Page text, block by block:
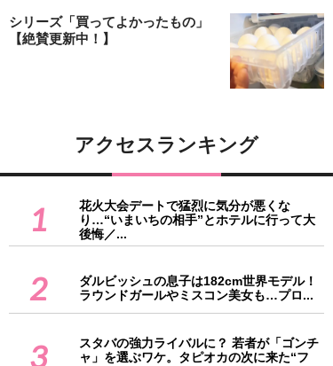
シリーズ「買ってよかったもの」
【絶賛更新中！】
アクセスランキング
1
花火大会デートで猛烈に気分が悪くな
り…“いまいちの相手”とホテルに行って大
後悔／...
2
ダルビッシュの息子は182cm世界モデル！
ラウンドガールやミスコン美女も…プロ...
3
スタバの強力ライバルに？ 若者が「ゴンチ
ャ」を選ぶワケ。タピオカの次に来た“フ